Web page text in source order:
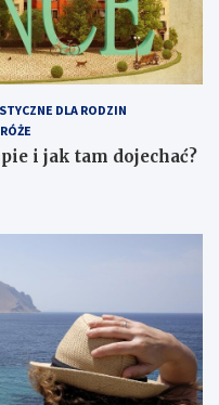
DLA RODZIN
i jak tam dojechać?